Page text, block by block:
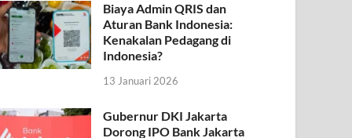
Biaya Admin QRIS dan
Aturan Bank Indonesia:
Kenakalan Pedagang di
Indonesia?
13 Januari 2026
Gubernur DKI Jakarta
Dorong IPO Bank Jakarta